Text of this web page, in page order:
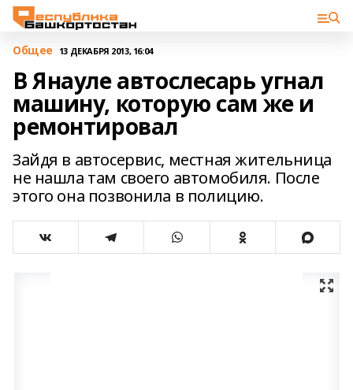
Общее 13 ДЕКАБРЯ 2013, 16:04
В Янауле автослесарь угнал
машину, которую сам же и
ремонтировал
Зайдя в автосервис, местная жительница
не нашла там своего автомобиля. После
этого она позвонила в полицию.